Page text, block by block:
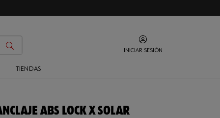
INICIAR SESIÓN
TIENDAS
ABS LOCK X SOLAR